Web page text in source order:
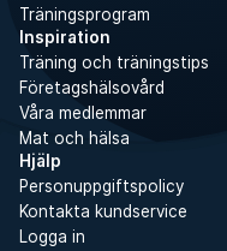
Träningsprogram
Inspiration
Träning och träningstips
Företagshälsovård
Våra medlemmar
Mat och hälsa
Hjälp
Personuppgiftspolicy
Kontakta kundservice
Logga in